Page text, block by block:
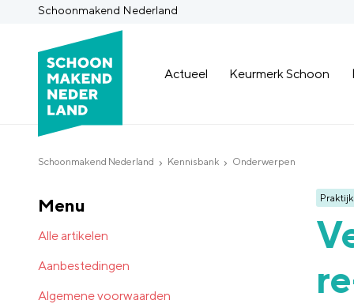
Schoonmakend Nederland
Actueel Keurmerk Schoon
Schoonmakend Nederland Kennisbank Onderwerpen
Praktijk
Menu
Alle artikelen
Aanbestedingen
Algemene voorwaarden